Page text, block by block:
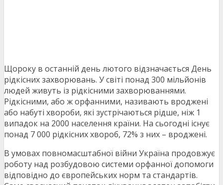
Щороку в останній день лютого відзначається День
рідкісних захворювань. У світі понад 300 мільйонів
людей живуть із рідкісними захворюваннями.
Рідкісними, або ж орфанними, називають вроджені
або набуті хвороби, які зустрічаються рідше, ніж 1
випадок на 2000 населення країни. На сьогодні існує
понад 7 000 рідкісних хвороб, 72% з них – вроджені.
В умовах повномасштабної війни Україна продовжує
роботу над розбудовою системи орфанної допомоги
відповідно до європейських норм та стандартів.